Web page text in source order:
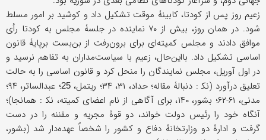
زعیم روز پس از کودتا، کابینۀ موقت تشکیل داد و کوشید بر امور مسلط
شود. در همان روز، بیش از ۷۰ نماینده در جلسۀ مجلس به کودتا رأی
موافق دادند و مجلس کمیته‌ای برای برون‌رفت از بن‌بست برپایۀ قانون
اساسی تشکیل داد. بااین‌حال، زعیم با سیاست‌مداران به تفاهم نرسید و
در اول آوریل، مجلس نمایندگان را منحل کرد و قانون اساسی را به حالت
تعلیق درآورد (نک‍ : دنبالۀ مقاله؛ حداد، ۳۱، ۳۴؛ ریتمل،
25
؛ عبدالساتر، ۹۴؛
مدنی، ۶۱-۶۲؛ بشور، ۱۴۰، برای آگاهی از نام اعضای کمیته، نک‍ : همانجا)؛
آنگاه خود را رئیس دولت خواند، دو قوۀ مجریه و مقننه را در دست
گرفت و ادارۀ دو وزارتخانۀ دفاع و کشور را شخصاً عهده‌دار شد (بشور،